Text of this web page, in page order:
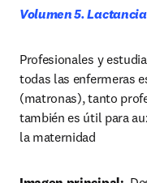
Volumen 5. Lactancia
Profesionales y
todas las enfermeras
(matronas), tanto
también es útil para
la maternidad